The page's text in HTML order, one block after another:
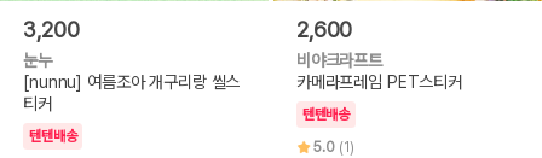
3,200
눈누
[nunnu] 여름조아 개구리랑 씰스
티커
텐텐배송
2,600
비야크라프트
카메라프레임 PET스티커
텐텐배송
5.0 (1)